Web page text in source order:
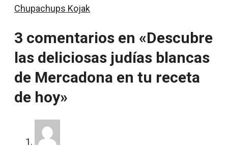
Chupachups Kojak
3 comentarios en «Descubre
las deliciosas judías blancas
de Mercadona en tu receta
de hoy»